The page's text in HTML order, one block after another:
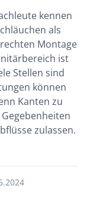
kennen
als
Montage
ist
Stellen sind
können
Kanten zu
zulassen.